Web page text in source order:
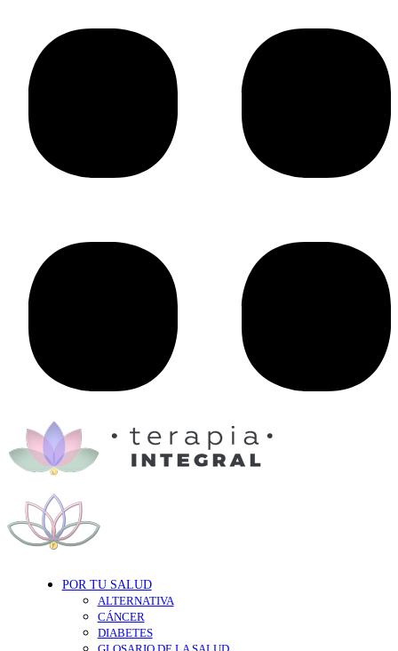
POR TU SALUD
ALTERNATIVA
CÁNCER
DIABETES